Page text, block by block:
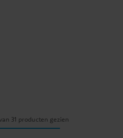
31 producten gezien